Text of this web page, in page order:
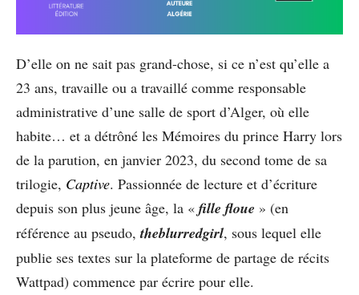
D’elle on ne sait pas grand-chose, si ce n’est qu’elle a
23 ans, travaille ou a travaillé comme responsable
administrative d’une salle de sport d’Alger, où elle
habite… et a détrôné les Mémoires du prince Harry lors
de la parution, en janvier 2023, du second tome de sa
trilogie, Captive. Passionnée de lecture et d’écriture
depuis son plus jeune âge, la « fille floue » (en
référence au pseudo,theblurredgirl, sous lequel elle
publie ses textes sur la plateforme de partage de récits
Wattpad) commence par écrire pour elle.